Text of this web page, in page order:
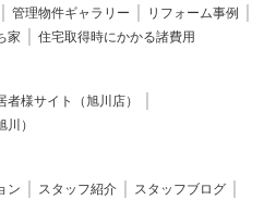
管理物件ギャラリー
リフォーム事例
家 住宅取得時にかかる諸費用
者様サイト（旭川店）
）
ン スタッフ紹介
スタッフブログ